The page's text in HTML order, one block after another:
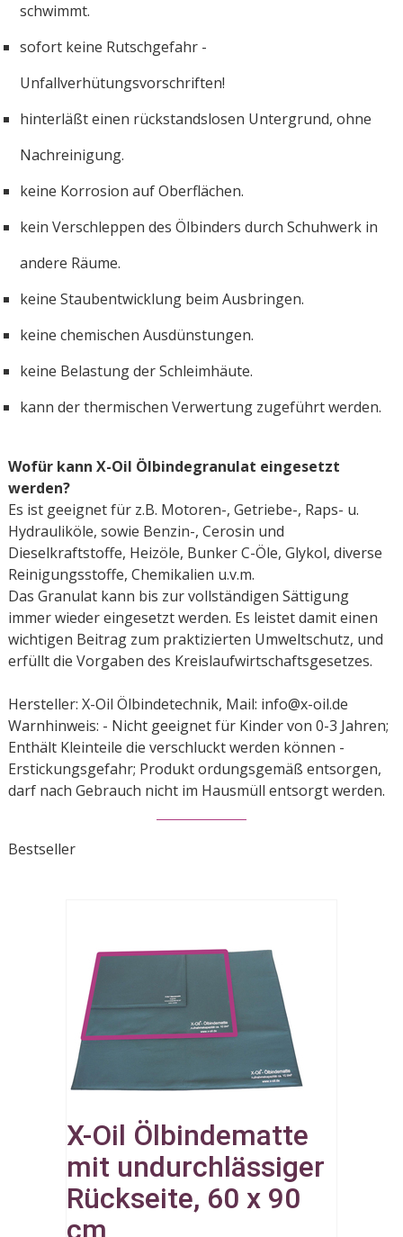
schwimmt.
sofort keine Rutschgefahr -
Unfallverhütungsvorschriften!
hinterläßt einen rückstandslosen Untergrund, ohne
Nachreinigung.
keine Korrosion auf Oberflächen.
kein Verschleppen des Ölbinders durch Schuhwerk in
andere Räume.
keine Staubentwicklung beim Ausbringen.
keine chemischen Ausdünstungen.
keine Belastung der Schleimhäute.
kann der thermischen Verwertung zugeführt werden.
Wofür kann X-Oil Ölbindegranulat eingesetzt
werden?
Es ist geeignet für z.B. Motoren-, Getriebe-, Raps- u.
Hydrauliköle, sowie Benzin-, Cerosin und
Dieselkraftstoffe, Heizöle, Bunker C-Öle, Glykol, diverse
Reinigungsstoffe, Chemikalien u.v.m.
Das Granulat kann bis zur vollständigen Sättigung
immer wieder eingesetzt werden. Es leistet damit einen
wichtigen Beitrag zum praktizierten Umweltschutz, und
erfüllt die Vorgaben des Kreislaufwirtschaftsgesetzes.
Hersteller: X-Oil Ölbindetechnik, Mail: info@x-oil.de
Warnhinweis: - Nicht geeignet für Kinder von 0-3 Jahren;
Enthält Kleinteile die verschluckt werden können -
Erstickungsgefahr; Produkt ordungsgemäß entsorgen,
darf nach Gebrauch nicht im Hausmüll entsorgt werden.
Bestseller
X-Oil Ölbindematte
mit undurchlässiger
Rückseite, 60 x 90